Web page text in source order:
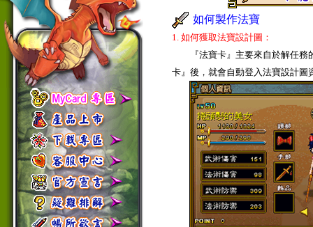
如何製作法寶
1. 如何獲取法寶設計圖：
『法寶卡』主要來自於解任務
卡』後，就會自動登入法寶設計圖